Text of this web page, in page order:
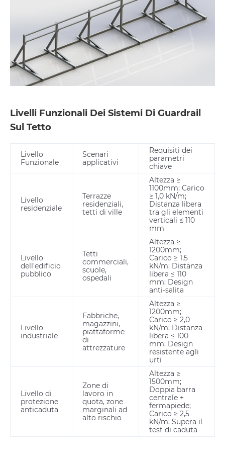
Livelli Funzionali Dei Sistemi Di Guardrail
Sul Tetto
Livello
Funzionale
Scenari
applicativi
Requisiti dei
parametri
chiave
Livello
residenziale
Terrazze
residenziali,
tetti di ville
Altezza ≥
1100mm; Carico
≥ 1,0 kN/m;
Distanza libera
tra gli elementi
verticali ≤ 110
mm
Livello
dell'edificio
pubblico
Tetti
commerciali,
scuole,
ospedali
Altezza ≥
1200mm;
Carico ≥ 1,5
kN/m; Distanza
libera ≤ 110
mm; Design
anti-salita
Livello
industriale
Fabbriche,
magazzini,
piattaforme
di
attrezzature
Altezza ≥
1200mm;
Carico ≥ 2,0
kN/m; Distanza
libera ≤ 100
mm; Design
resistente agli
urti
Livello di
protezione
anticaduta
Zone di
lavoro in
quota, zone
marginali ad
alto rischio
Altezza ≥
1500mm;
Doppia barra
centrale +
fermapiede;
Carico ≥ 2,5
kN/m; Supera il
test di caduta